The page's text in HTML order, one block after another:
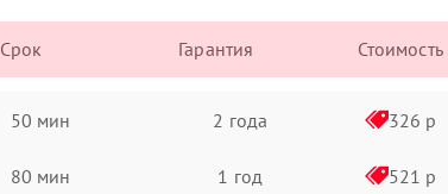
Срок Гарантия Стоимость
50 мин 2 года 326 р
80 мин 1 год 521 р